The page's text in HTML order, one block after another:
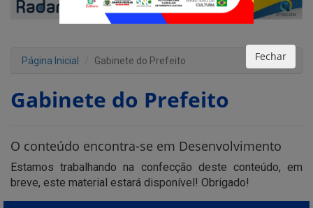
Página Inicial Gabinete do Prefeito
Gabinete do Prefeito
O conteúdo encontra-se em Desenvolvimento
Estamos trabalhando na confecção deste conteúdo, em
breve, este material estará disponível! Obrigado!
Fechar